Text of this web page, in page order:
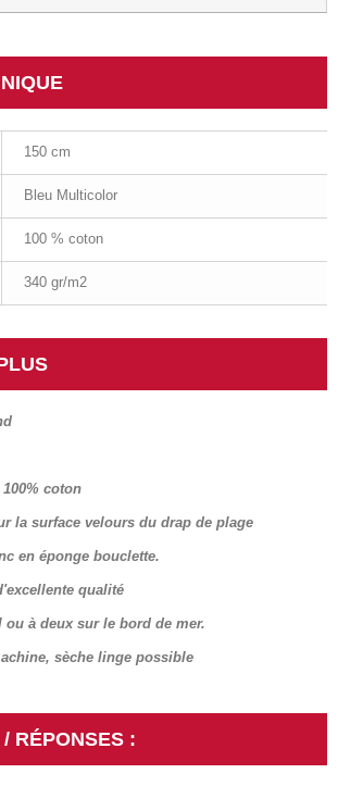
150 cm
Bleu Multicolor
100 % coton
340 gr/m2
coton
la surface velours du drap de plage
en éponge bouclette.
qualité
à deux sur le bord de mer.
sèche linge possible
RÉPONSES :